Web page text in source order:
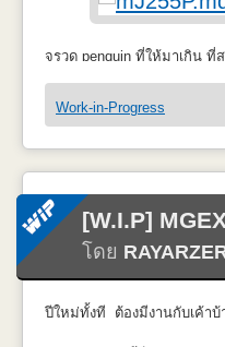
จรวด penquin ที่ให้มาเกิน
ก่อนกระแทกแพนหางแนวน
ส่วนห้องนักบินก็เจาะด้านคนขั
หน้าเทปกาวเผยอ ส่วนด้านใ
บ้าง
Work-in-Progress
[W.I.P]
โดย
ปีใหม่ทั้งที ต้องมีงานกับเค้าบ้